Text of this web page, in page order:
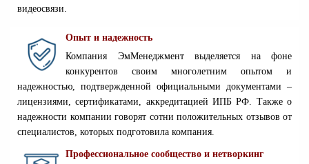
видеосвязи.
Опыт и надежность
Компания ЭмМенеджмент выделяется на фоне
конкурентов своим многолетним опытом и
надежностью, подтвержденной официальными документами –
лицензиями, сертификатами, аккредитацией ИПБ РФ. Также о
надежности компании говорят сотни положительных отзывов от
специалистов, которых подготовила компания.
Профессиональное сообщество и нетворкинг